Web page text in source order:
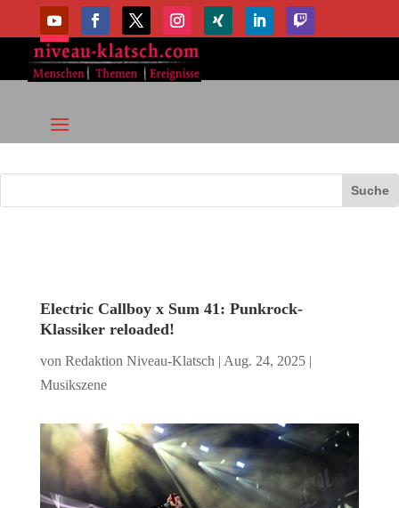
Electric Callboy x Sum 41: Punkrock-
Klassiker reloaded!
von Redaktion Niveau-Klatsch | Aug. 24, 2025|
Musikszene